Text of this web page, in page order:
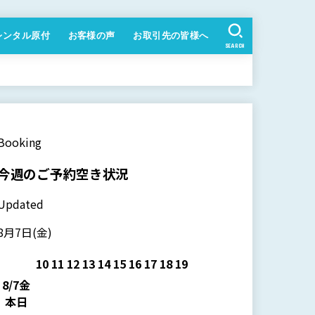
ンタル原付 お客様の声 お取引先の皆様へ
SEARCH